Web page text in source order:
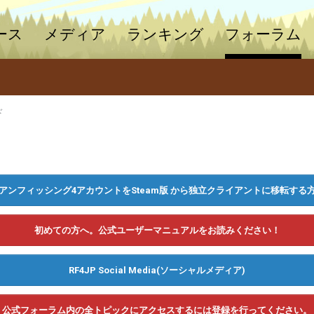
ス メディア ランキング フォーラム
ンフィッシング4アカウントをSteam版 から独立クライアントに移転する
初めての方へ。公式ユーザーマニュアルをお読みください！
RF4JP Social Media(ソーシャルメディア)
公式フォーラム内の全トピックにアクセスするには登録を行ってください。